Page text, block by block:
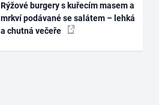
Rýžové burgery s kuřecím masem a
mrkví podávané se salátem – lehká
a chutná večeře